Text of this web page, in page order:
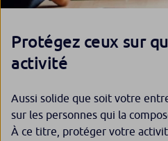
Protégez ceux sur
activité
Aussi solide que soit votre
sur les personnes qui la
À ce titre, protéger votre